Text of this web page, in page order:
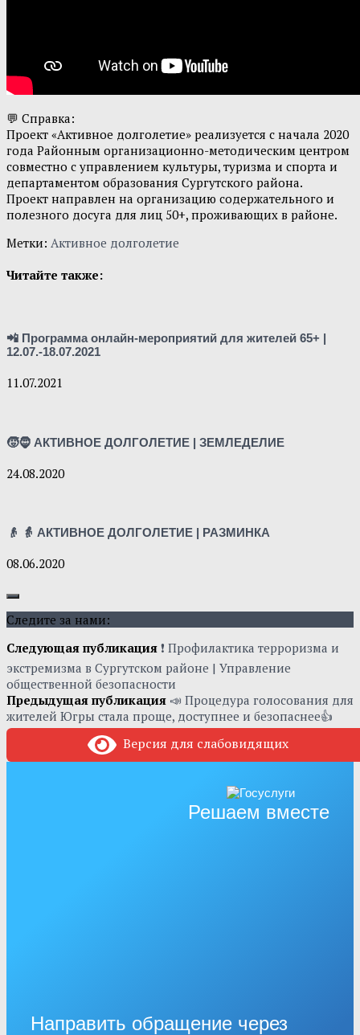
💬 Справка:
Проект «Активное долголетие» реализуется с начала 2020
года Районным организационно-методическим центром
совместно с управлением культуры, туризма и спорта и
департаментом образования Сургутского района.
Проект направлен на организацию содержательного и
полезного досуга для лиц 50+, проживающих в районе.
Метки: Активное долголетие
Читайте также:
📲 Программа онлайн-мероприятий для жителей 65+ |
12.07.-18.07.2021
11.07.2021
🧒🧔 АКТИВНОЕ ДОЛГОЛЕТИЕ | ЗЕМЛЕДЕЛИЕ
24.08.2020
👴 👵 АКТИВНОЕ ДОЛГОЛЕТИЕ | РАЗМИНКА
08.06.2020
Следите за нами:
Следующая публикация ❗ Профилактика терроризма и
экстремизма в Сургутском районе | Управление
общественной безопасности
Предыдущая публикация 📣 Процедура голосования для
жителей Югры стала проще, доступнее и безопаснее👍
Версия для слабовидящих
Решаем вместе
Направить обращение через